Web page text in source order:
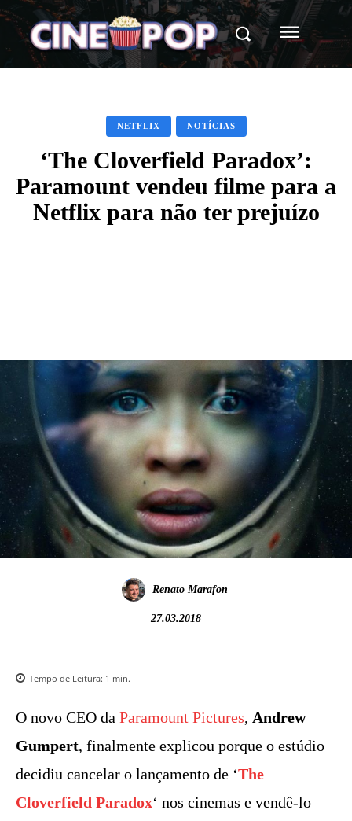
NETFLIX NOTÍCIAS
‘The Cloverfield Paradox’:
Paramount vendeu filme para a
Netflix para não ter prejuízo
Renato Marafon
27.03.2018
Tempo de Leitura: 1 min.
O novo CEO da Paramount Pictures, Andrew
Gumpert, finalmente explicou porque o estúdio
decidiu cancelar o lançamento de ‘The
Cloverfield Paradox‘ nos cinemas e vendê-lo